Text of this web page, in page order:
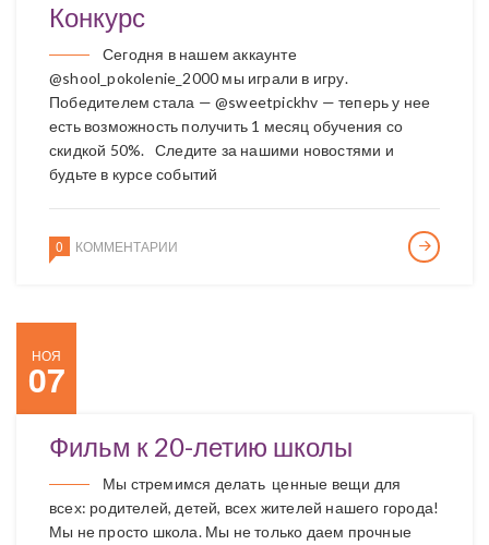
Конкурс
Сегодня в нашем аккаунте
@shool_pokolenie_2000 мы играли в игру.
Победителем стала — @sweetpickhv — теперь у нее
есть возможность получить 1 месяц обучения со
скидкой 50%. Следите за нашими новостями и
будьте в курсе событий
0 КОММЕНТАРИИ
НОЯ
07
Фильм к 20-летию школы
Мы стремимся делать ценные вещи для
всех: родителей, детей, всех жителей нашего города!
Мы не просто школа. Мы не только даем прочные